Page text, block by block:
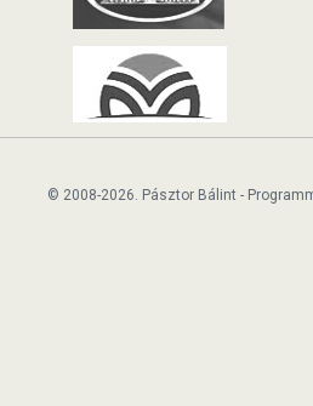
© 2008-2026. Pásztor Bálint -